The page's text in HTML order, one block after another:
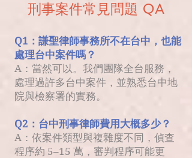
刑事案件常見問題 QA
Q1：謙聖律師事務所不在台中，也能
處理台中案件嗎？
A：當然可以。我們團隊全台服務，
處理過許多台中案件，並熟悉台中地
院與檢察署的實務。
Q2：台中刑事律師費用大概多少？
A：依案件類型與複雜度不同，偵查
程序約 5–15 萬，審判程序可能更